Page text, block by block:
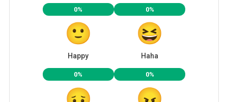
0%
Happy
0%
Haha
0% 0%